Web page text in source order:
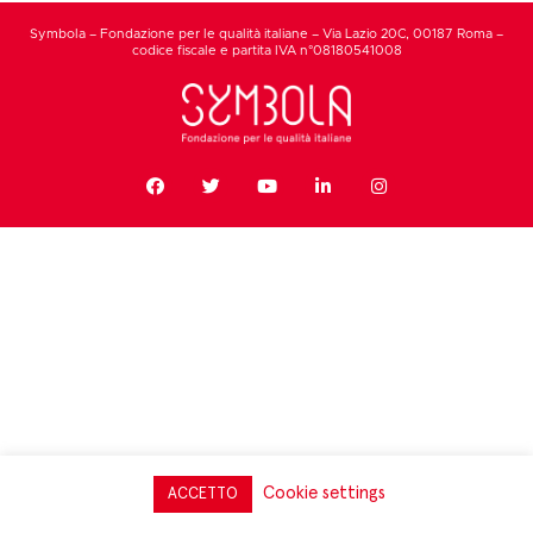
Symbola – Fondazione per le qualità italiane – Via Lazio 20C, 00187 Roma –
codice fiscale e partita IVA n°08180541008
ACCETTO Cookie settings